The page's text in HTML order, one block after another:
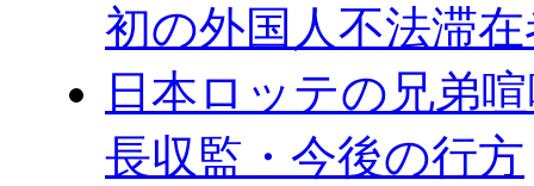
初の外国人不法滞
日本ロッテの兄弟
長収監・今後の行方